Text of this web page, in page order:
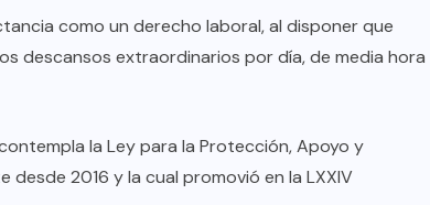
como un derecho laboral, al disponer que
descansos extraordinarios por día, de media hora
la Ley para la Protección, Apoyo y
2016 y la cual promovió en la LXXIV